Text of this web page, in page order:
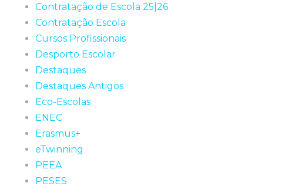
Contratação de Escola 25|26
Contratação Escola
Cursos Profissionais
Desporto Escolar
Destaques
Destaques Antigos
Eco-Escolas
ENEC
Erasmus+
eTwinning
PEEA
PESES